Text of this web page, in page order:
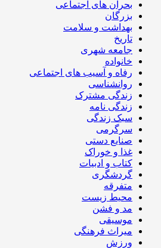
بحران های اجتماعی
بزرگان
بهداشت و سلامت
تاریخ
جامعه شهری
خانواده
رفاه و آسیب های اجتماعی
روانشناسی
زندگی مشترک
زندگی نامه
سبک زندگی
سرگرمی
صنایع دستی
غذا و خوراک
کتاب و ادبیات
گردشگری
متفرقه
محیط زیست
مد و فشن
موسیقی
میراث فرهنگی
ورزش